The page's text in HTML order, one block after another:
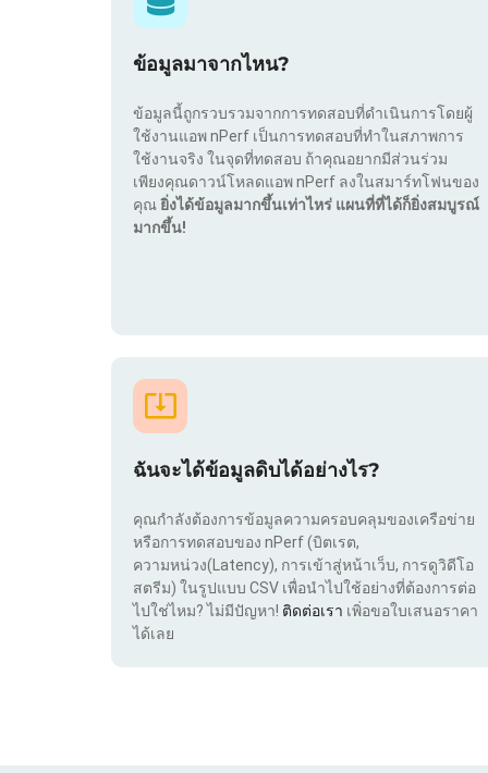
ข้อมูลมาจากไหน?
ข้อมูลนี้ถูกรวบรวมจากการทดสอบที่ดำเนินการโดยผู้
ใช้งานแอพ nPerf เป็นการทดสอบที่ทำในสภาพการ
ใช้งานจริง ในจุดที่ทดสอบ ถ้าคุณอยากมีส่วนร่วม
เพียงคุณดาวน์โหลดแอพ nPerf ลงในสมาร์ทโฟนของ
คุณยิ่งได้ข้อมูลมากขึ้นเท่าไหร่ แผนที่ที่ได้ก็ยิ่งสมบูรณ์
มากขึ้น!
ฉันจะได้ข้อมูลดิบได้อย่างไร?
คุณกำลังต้องการข้อมูลความครอบคลุมของเครือข่าย
หรือการทดสอบของ nPerf (บิตเรต,
ความหน่วง(Latency), การเข้าสู่หน้าเว็บ, การดูวิดีโอ
สตรีม) ในรูปแบบ CSV เพื่อนำไปใช้อย่างที่ต้องการต่อ
ไปใช่ไหม? ไม่มีปัญหา! ติดต่อเรา เพิ่อขอใบเสนอราคา
ได้เลย